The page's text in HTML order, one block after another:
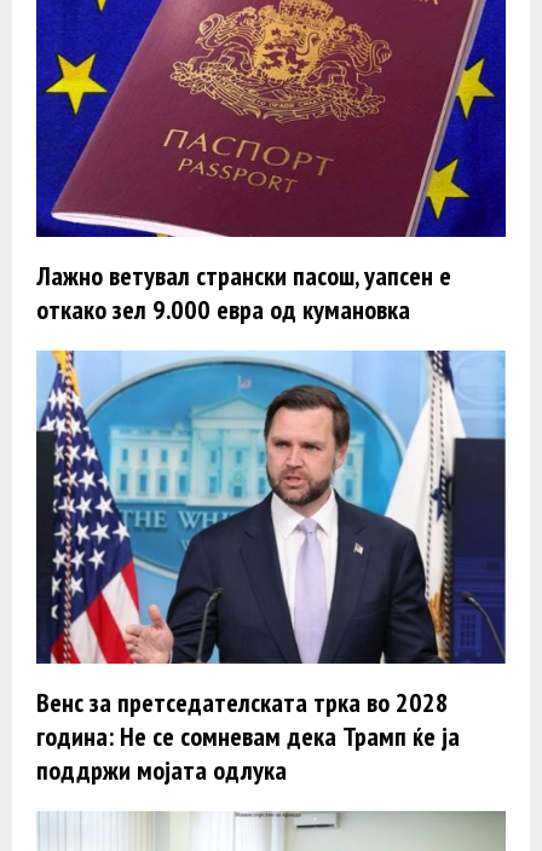
Лажно ветувал странски пасош, уапсен e
откако зел 9.000 евра од кумановка
Венс за претседателската трка во 2028
година: Не се сомневам дека Трамп ќе ја
поддржи мојата одлука